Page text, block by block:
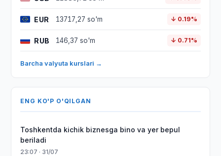
EUR 13717,27 so'm ↓ 0.19%
RUB 146,37 so'm ↓ 0.71%
Barcha valyuta kurslari →
ENG KO'P O'QILGAN
Toshkentda kichik biznesga bino va yer bepul
beriladi
23:07 · 31/07